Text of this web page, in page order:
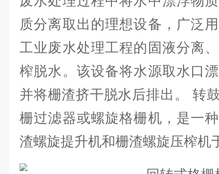
质分离取出的理想设备，广泛
工业废水处理工程的固液分离
榨脱水。该设备将水源取水口
并将栅渣挤干脱水后排出。 转
栅过滤器或螺旋格栅机，是一
渣螺旋提升机和栅渣螺旋压榨机